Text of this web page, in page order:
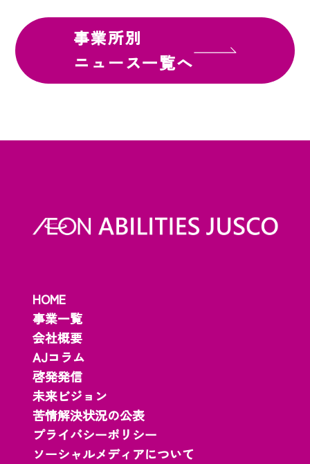
事業所別
ニュース一覧へ
HOME
事業一覧
会社概要
AJコラム
啓発発信
未来ビジョン
苦情解決状況の公表
プライバシーポリシー
ソーシャルメディアについて